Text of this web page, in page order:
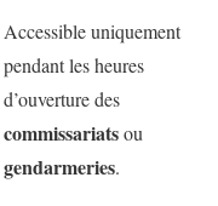
Accessible uniquement
pendant les heures
d’ouverture des
commissariatsou
gendarmeries.